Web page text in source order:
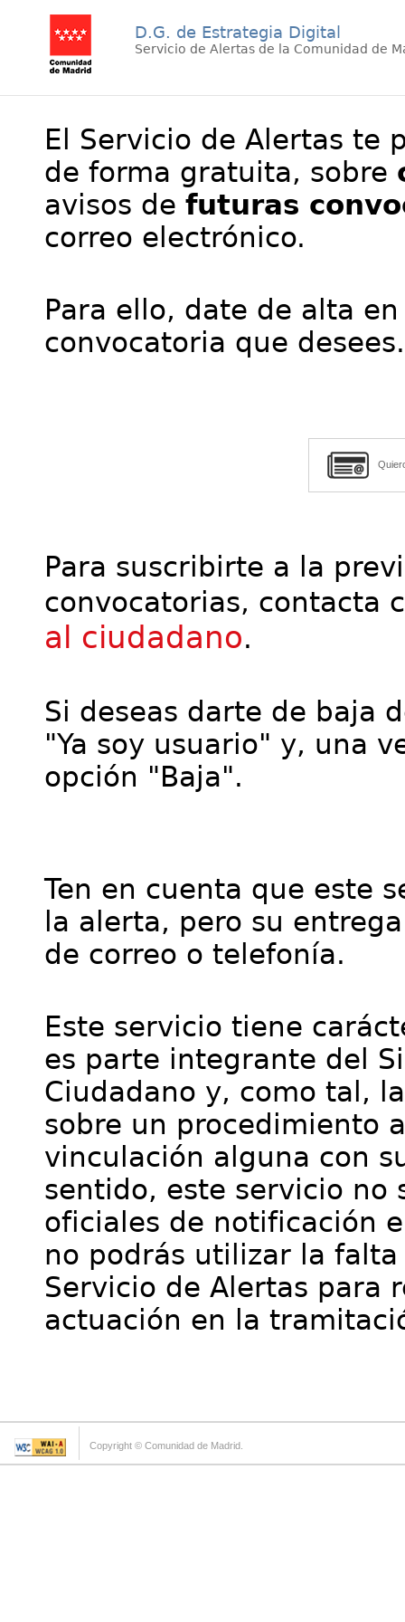
D.G. de Estrategia Digital
Servicio de Alertas de la Comunidad de
El Servicio de Alertas te
de forma gratuita, sobre
avisos de futuras
correo electrónico.
Para ello, date de alta
convocatoria que desees.
Para suscribirte a la
convocatorias, contacta
al ciudadano.
Si deseas darte de baja
"Ya soy usuario" y, una
opción "Baja".
Ten en cuenta que este
la alerta, pero su
de correo o telefonía.
Este servicio tiene
es parte integrante del
Ciudadano y, como tal,
sobre un procedimiento
vinculación alguna con
sentido, este servicio no
oficiales de notificación
no podrás utilizar la
Servicio de Alertas para
actuación en la
Copyright © Comunidad de Madrid.